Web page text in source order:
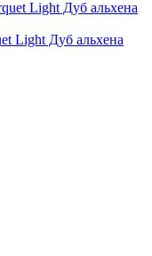
Light Дуб альхена